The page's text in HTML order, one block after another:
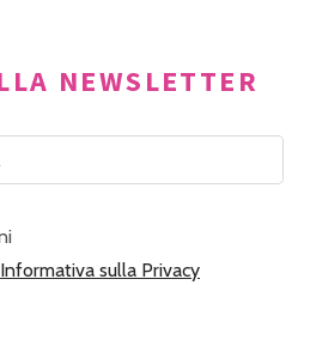
NEWSLETTER
Informativa sulla Privacy